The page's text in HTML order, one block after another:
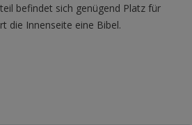
befindet sich genügend Platz für
die Innenseite eine Bibel.